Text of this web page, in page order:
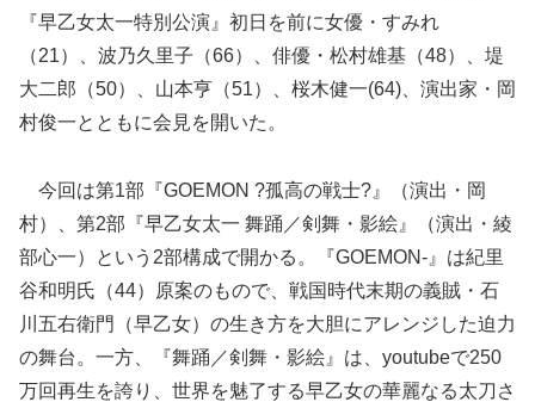
『早乙女太一特別公演』初日を前に女優・すみれ
（21）、波乃久里子（66）、俳優・松村雄基（48）、堤
大二郎（50）、山本亨（51）、桜木健一(64)、演出家・岡
村俊一とともに会見を開いた。
今回は第1部『GOEMON ?孤高の戦士?』（演出・岡
村）、第2部『早乙女太一 舞踊／剣舞・影絵』（演出・綾
部心一）という2部構成で開かる。『GOEMON-』は紀里
谷和明氏（44）原案のもので、戦国時代末期の義賊・石
川五右衛門（早乙女）の生き方を大胆にアレンジした迫力
の舞台。一方、『舞踊／剣舞・影絵』は、youtubeで250
万回再生を誇り、世界を魅了する早乙女の華麗なる太刀さ